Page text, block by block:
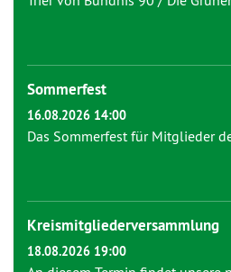
Sommerfest
16.08.2026 14:00
Das Sommerfest für Mitglieder
Kreismitgliederversammlung
18.08.2026 19:00